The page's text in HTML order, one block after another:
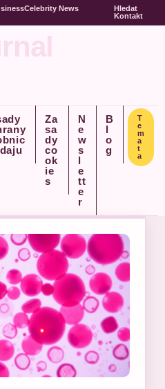
Celebrity News
Hledat
Kontakt
Za
sa
dy
co
ok
ie
s
N
e
w
s
l
e
tt
e
r
B
l
o
g
T
e
m
a
t
a